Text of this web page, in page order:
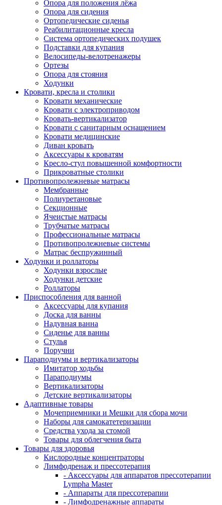
Опора для положения лёжа
Опора для сидения
Ортопедические сиденья
Реабилитационные кресла
Система ортопедических подушек
Подставки для купания
Велосипеды-велотренажеры
Ортезы
Опора для стояния
Ходунки
Кровати, кресла и столики
Кровати механические
Кровати с электроприводом
Кровать-вертикализатор
Кровати с санитарным оснащением
Кровати медицинские
Диван кровать
Аксессуары к кроватям
Кресло-стул повышенной комфортности
Прикроватные столики
Противопролежневые матрасы
Мембранные
Полиуретановые
Секционные
Ячеистые матрасы
Трубчатые матрасы
Профессиональные матрасы
Противопролежневые системы
Матрас беспружинный
Ходунки и роллаторы
Ходунки взрослые
Ходунки детские
Роллаторы
Приспособления для ванной
Аксессуары для купания
Доска для ванны
Надувная ванна
Сиденье для ванны
Стулья
Поручни
Параподиумы и вертикализаторы
Имитатор ходьбы
Параподиумы
Вертикализаторы
Детские вертикализаторы
Адаптивные товары
Мочеприемники и Мешки для сбора мочи
Наборы для самокатетеризации
Средства ухода за стомой
Товары для облегчения быта
Товары для здоровья
Кислородные концентраторы
Лимфодренаж и прессотерапия
- Аксессуары для аппаратов прессотерапии
Lympha Master
- Аппараты для прессотерапии
- Лимфодренажные аппараты